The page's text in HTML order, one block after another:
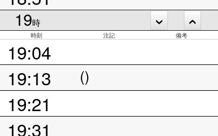
19時
時刻 注記 備考
19:04
19:13
()
19:21
19:31